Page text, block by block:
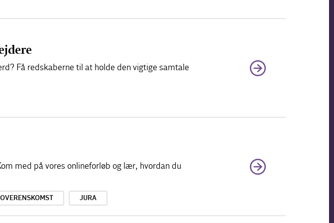
Få redskaberne til at holde den vigtige samtale
med på vores onlineforløb og lær, hvordan du
JURA